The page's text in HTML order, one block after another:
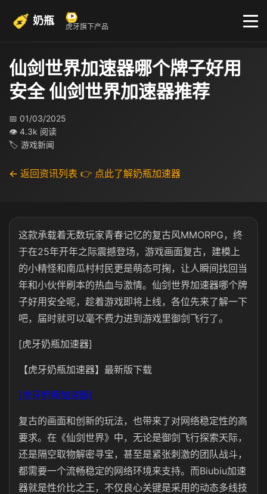
奶瓶 虎牙旗下产品
仙剑世界加速器哪个牌子好用
安全 仙剑世界加速器推荐
📅 01/03/2025
👁 4.3k 阅读
🏷 游戏新闻
← 返回资讯列表 👉 点此了解奶瓶加速器
这款承载着无数玩家青春记忆的复古风MMORPG，终
于在25年开年之际震撼登场，游戏画面复古，建模上
的小精怪和南瓜村村民更是萌态可掬，让人瞬间找回当
年和小伙伴刷本的热血与激情。仙剑世界加速器哪个牌
子好用安全呢，趁着游戏即将上线，各位先来了解一下
吧，届时就可以毫不费力进到游戏里御剑飞行了。
[虎牙奶瓶加速器]
【虎牙奶瓶加速器】最新版下载
[虎牙奶瓶加速器]
复古的画面和创新的玩法，也带来了对网络稳定性的高
要求。在《仙剑世界》中，无论是御剑飞行探索天际，
还是隔空取物解密寻宝，甚至是紧张刺激的团队战斗，
都需要一个流畅稳定的网络环境来支持。而Biubiu加速
器就是性价比之王，不仅良心关键是采用的动态多线技